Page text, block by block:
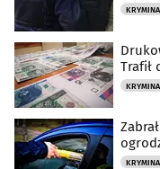
Trafił